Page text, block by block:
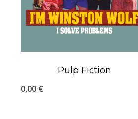
Pulp Fiction
0,00 €